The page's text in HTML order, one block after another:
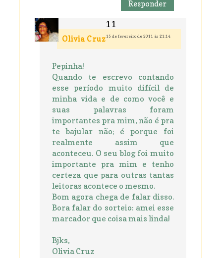
Responder
Olivia Cruz 15 de fevereiro de 2011 às 21:14
Pepinha!
Quando te escrevo contando
esse período muito difícil de
minha vida e de como você e
suas palavras foram
importantes pra mim, não é pra
te bajular não; é porque foi
realmente assim que
aconteceu. O seu blog foi muito
importante pra mim e tenho
certeza que para outras tantas
leitoras acontece o mesmo.
Bom agora chega de falar disso.
Bora falar do sorteio: amei esse
marcador que coisa mais linda!
Bjks,
Olivia Cruz